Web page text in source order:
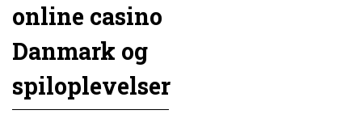
online casino
Danmark og
spiloplevelser